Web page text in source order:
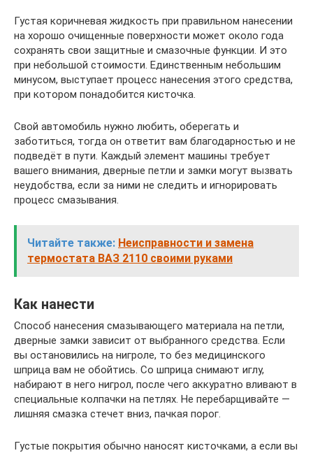
Густая коричневая жидкость при правильном нанесении
на хорошо очищенные поверхности может около года
сохранять свои защитные и смазочные функции. И это
при небольшой стоимости. Единственным небольшим
минусом, выступает процесс нанесения этого средства,
при котором понадобится кисточка.
Свой автомобиль нужно любить, оберегать и
заботиться, тогда он ответит вам благодарностью и не
подведёт в пути. Каждый элемент машины требует
вашего внимания, дверные петли и замки могут вызвать
неудобства, если за ними не следить и игнорировать
процесс смазывания.
Читайте также: Неисправности и замена
термостата ВАЗ 2110 своими руками
Как нанести
Способ нанесения смазывающего материала на петли,
дверные замки зависит от выбранного средства. Если
вы остановились на нигроле, то без медицинского
шприца вам не обойтись. Со шприца снимают иглу,
набирают в него нигрол, после чего аккуратно вливают в
специальные колпачки на петлях. Не перебарщивайте —
лишняя смазка стечет вниз, пачкая порог.
Густые покрытия обычно наносят кисточками, а если вы